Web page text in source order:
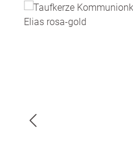
Bildergalerie überspringen